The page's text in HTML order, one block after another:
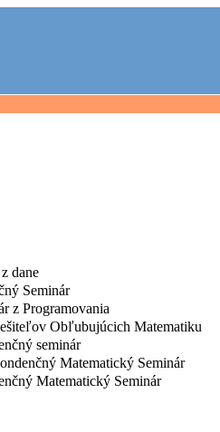
dane
Seminár
z Programovania
Obľubujúcich Matematiku
seminár
Matematický Seminár
Matematický Seminár